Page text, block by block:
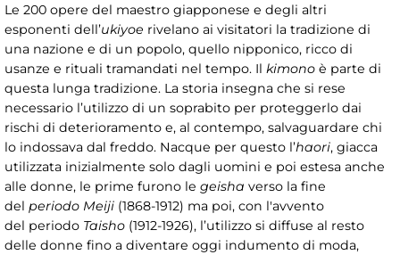
Le 200 opere del maestro giapponese e degli altri
esponenti dell’ukiyoe rivelano ai visitatori la tradizione di
una nazione e di un popolo, quello nipponico, ricco di
usanze e rituali tramandati nel tempo. Il kimono è parte di
questa lunga tradizione. La storia insegna che si rese
necessario l’utilizzo di un soprabito per proteggerlo dai
rischi di deterioramento e, al contempo, salvaguardare chi
lo indossava dal freddo. Nacque per questo l’haori, giacca
utilizzata inizialmente solo dagli uomini e poi estesa anche
alle donne, le prime furono le geisha verso la fine
del periodo Meiji (1868-1912) ma poi, con l'avvento
del periodo Taisho (1912-1926), l’utilizzo si diffuse al resto
delle donne fino a diventare oggi indumento di moda,